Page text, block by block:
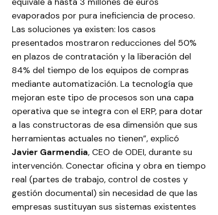
evaporados por pura ineficiencia de proceso.
Las soluciones ya existen: los casos
presentados mostraron reducciones del 50%
en plazos de contratación y la liberación del
84% del tiempo de los equipos de compras
mediante automatización. La tecnología que
mejoran este tipo de procesos son una capa
operativa que se integra con el ERP, para dotar
a las constructoras de esa dimensión que sus
herramientas actuales no tienen”, explicó
Javier Garmendia, CEO de ODEI, durante su
intervención. Conectar oficina y obra en tiempo
real (partes de trabajo, control de costes y
gestión documental) sin necesidad de que las
empresas sustituyan sus sistemas existentes